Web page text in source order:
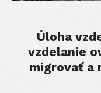
Úloha
vzdelanie
migrovať a